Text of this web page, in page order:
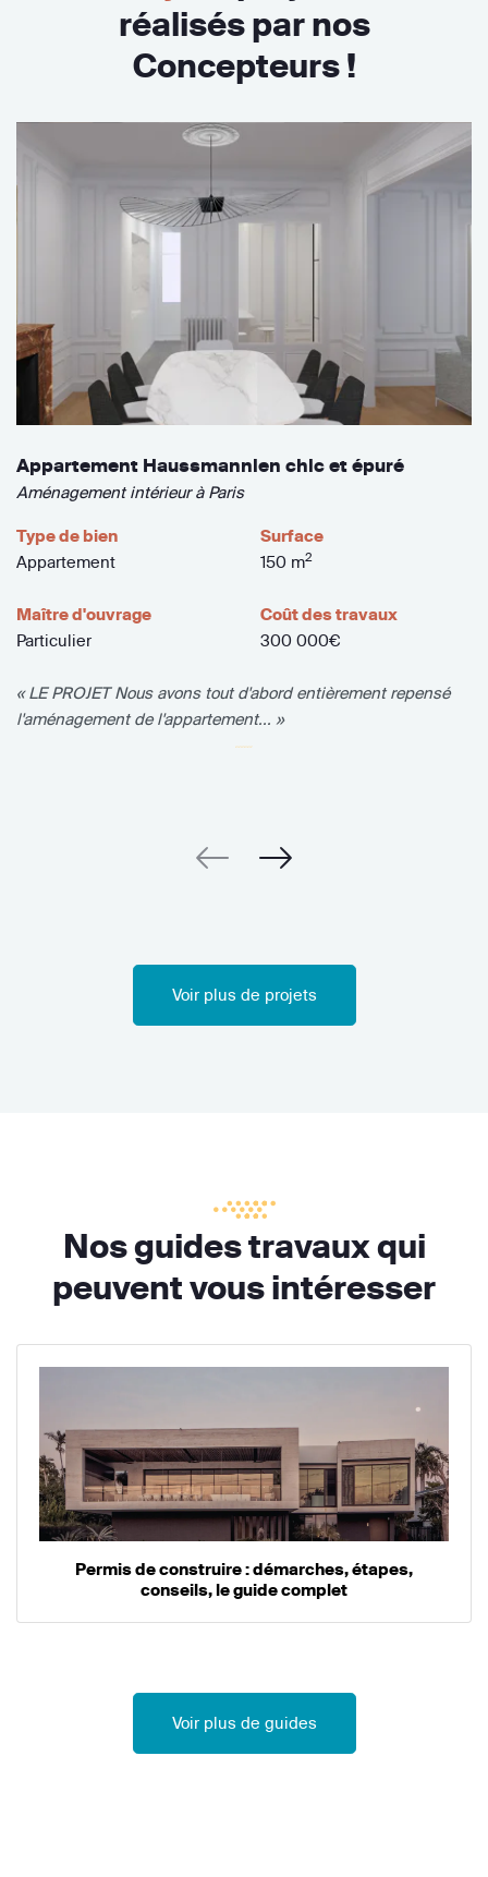
réalisés par nos
Concepteurs !
Appartement Haussmannien chic et épuré
Aménagement intérieur à Paris
Type de bien
Appartement
Surface
150 m2
Maître d'ouvrage
Particulier
Coût des travaux
300 000€
« LE PROJET Nous avons tout d'abord entièrement repensé
l'aménagement de l'appartement... »
Voir plus de projets
Nos guides travaux qui
peuvent vous intéresser
Permis de construire : démarches, étapes,
conseils, le guide complet
Voir plus de guides